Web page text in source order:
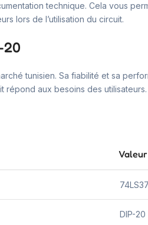
technique. Cela vous
lors de l’utilisation du circuit.
20
tunisien. Sa fiabilité et sa
aux besoins des utilisateurs.
Valeur
DIP-20